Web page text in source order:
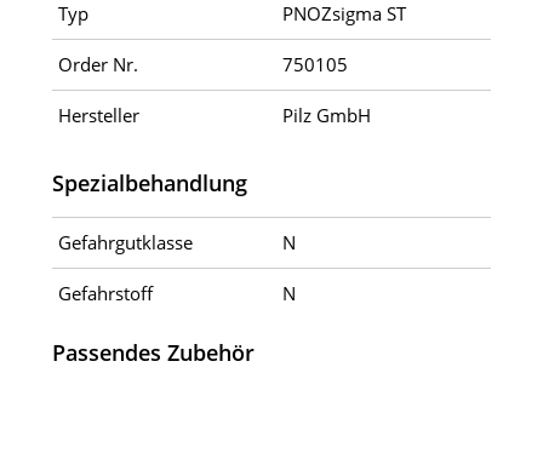
Typ PNOZsigma ST
Order Nr. 750105
Hersteller Pilz GmbH
Spezialbehandlung
Gefahrgutklasse N
Gefahrstoff N
Passendes Zubehör